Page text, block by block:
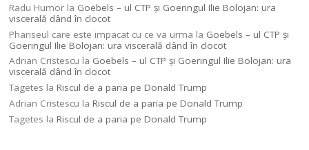
Radu Humor la Goebels – ul CTP şi Goeringul Ilie Bolojan: ura
viscerală dând în clocot
Phariseul care este impacat cu ce va urma la Goebels – ul CTP şi
Goeringul Ilie Bolojan: ura viscerală dând în clocot
Adrian Cristescu la Goebels – ul CTP şi Goeringul Ilie Bolojan: ura
viscerală dând în clocot
Tagetes laRiscul de a paria pe Donald Trump
Adrian Cristescu laRiscul de a paria pe Donald Trump
Tagetes laRiscul de a paria pe Donald Trump